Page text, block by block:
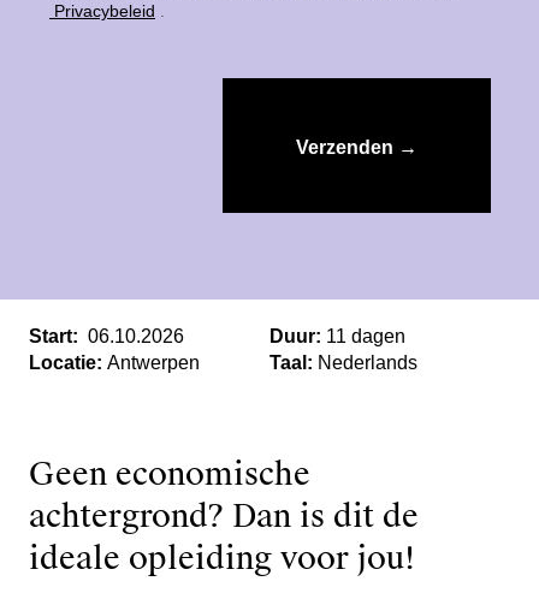
Start: 06.10.2026 Duur: 11 dagen
Locatie: Antwerpen Taal: Nederlands
Geen economische
achtergrond? Dan is dit de
ideale opleiding voor jou!
Privacybeleid
Verzenden →